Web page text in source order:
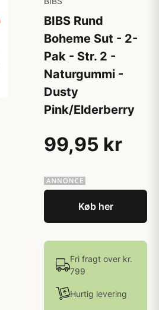
BIBS Rund
Boheme Sut - 2-
Pak - Str. 2 -
Naturgummi -
Dusty
Pink/Elderberry
99,95 kr
Køb her
Fri fragt over kr.
799
Hurtig levering